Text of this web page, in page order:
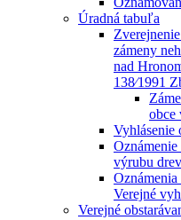
Úradná tabuľa
zámeny
nad
138⁄1991
obce
Vyhlásenie
výrubu
Verejné
Verejné